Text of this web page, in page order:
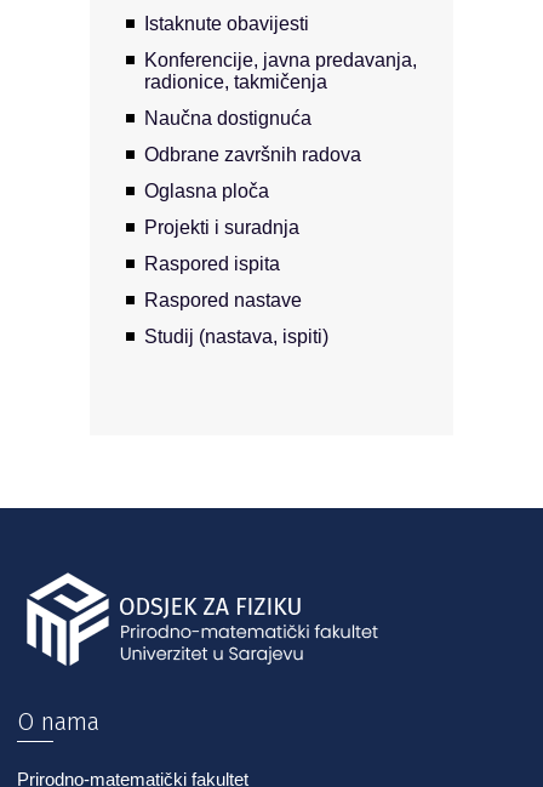
Istaknute obavijesti
Konferencije, javna predavanja,
radionice, takmičenja
Naučna dostignuća
Odbrane završnih radova
Oglasna ploča
Projekti i suradnja
Raspored ispita
Raspored nastave
Studij (nastava, ispiti)
O nama
Prirodno-matematički fakultet